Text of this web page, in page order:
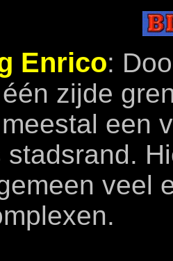
Enrico:
zijde
een
stadsrand.
veel